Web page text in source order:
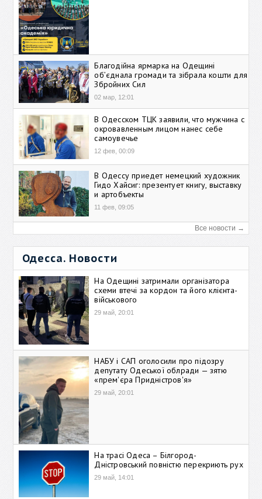
Благодійна ярмарка на Одещині
об’єднала громади та зібрала кошти для
Збройних Сил
02 мар, 12:01
В Одесском ТЦК заявили, что мужчина с
окровавленным лицом нанес себе
самоувечье
12 фев, 00:09
В Одессу приедет немецкий художник
Гидо Хайсиг: презентует книгу, выставку
и артобъекты
11 фев, 09:05
Все новости →
Одесса. Новости
На Одещині затримали організатора
схеми втечі за кордон та його клієнта-
військового
29 май, 20:01
НАБУ і САП оголосили про підозру
депутату Одеської облради — зятю
«прем'єра Придністров'я»
29 май, 20:01
На трасі Одеса – Білгород-
Дністровський повністю перекриють рух
29 май, 14:01